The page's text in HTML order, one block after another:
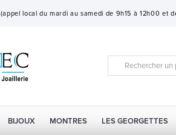
(appel local du mardi au samedi de 9h15 à 12h00 et
BIJOUX MONTRES LES GEORGETTES